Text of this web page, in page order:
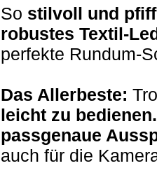
So stilvoll und
robustes Textil-
perfekte Rundum-
Das Allerbeste:
leicht zu bedienen.
passgenaue
auch für die